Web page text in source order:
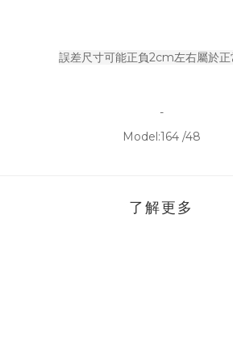
誤差尺寸可能正負2cm左右屬於正
-
Model:164 /48
了解更多